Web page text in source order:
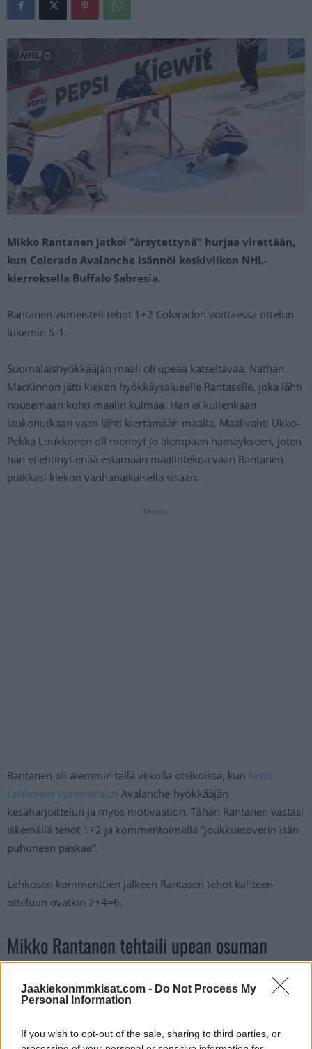
Jaakiekonmmkisat.com - Do Not Process My
Personal Information
If you wish to opt-out of the sale, sharing to third parties, or
Mikko Rantanen jatkoi ”ärsytettynä” hurjaa virettään,
kun Colorado Avalanche isännöi keskiviikon NHL-
kierroksella Buffalo Sabresia.
Rantanen viimeisteli tehot 1+2 Coloradon voittaessa ottelun
lukemin 5-1.
Suomalaishyökkääjän maali oli upeaa katseltavaa. Nathan
MacKinnon jätti kiekon hyökkäysalueelle Rantaselle, joka lähti
nousemaan kohti maalin kulmaa. Hän ei kuitenkaan
laukonutkaan vaan lähti kiertämään maalia. Maalivahti Ukko-
Pekka Luukkonen oli mennyt jo aiempaan hämäykseen, joten
hän ei ehtinyt enää estämään maalintekoa vaan Rantanen
puikkasi kiekon vanhanaikaisella sisään.
Mainos:
Rantanen oli aiemmin tällä viikolla otsikoissa, kun Ismo
Lehkonen kyseenalaisti Avalanche-hyökkääjän
kesäharjoittelun ja myös motivaation. Tähän Rantanen vastasi
iskemällä tehot 1+2 ja kommentoimalla ”joukkuetoverin isän
puhuneen paskaa”.
Lehkosen kommenttien jälkeen Rantasen tehot kahteen
otteluun ovatkin 2+4=6.
Mikko Rantanen tehtaili upean osuman
Buffalon verkkoon: